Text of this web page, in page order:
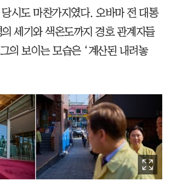
시도 마찬가지였다. 오바마 전 대통
세기와 색온도까지 경호 관계자들
의 보이는 모습은 ‘계산된 내려놓